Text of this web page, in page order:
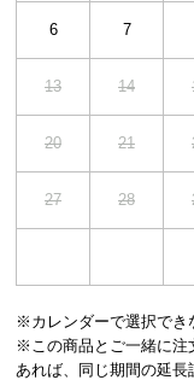
6 7
13 14
20 21
27 28
※カレンダーで選択でき
※この商品とご一緒に注
あれば、同じ期間の延長